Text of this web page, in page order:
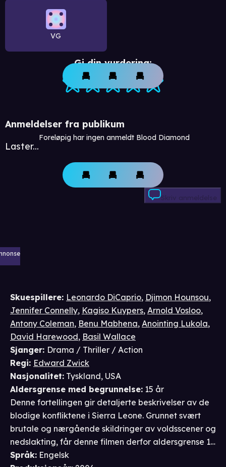
VG
Gi din vurdering:
Anmeldelser fra publikum
Laster...
Foreløpig har ingen anmeldt Blood Diamond
Skriv anmeldelse
Skuespillere: Leonardo DiCaprio, Djimon Hounsou,
Jennifer Connelly, Kagiso Kuypers, Arnold Vosloo,
Antony Coleman, Benu Mabhena, Anointing Lukola,
David Harewood, Basil Wallace
Sjanger: Drama / Thriller / Action
Regi: Edward Zwick
Nasjonalitet: Tyskland, USA
Aldersgrense med begrunnelse: 15 år
Denne fortellingen gir detaljerte beskrivelser av de
blodige konfliktene i Sierra Leone. Grunnet svært
brutale og nærgående skildringer av voldsscener og
nedslakting, får denne filmen derfor aldersgrense 15
år og frarådes ungdom under 15 år.
Språk: Engelsk